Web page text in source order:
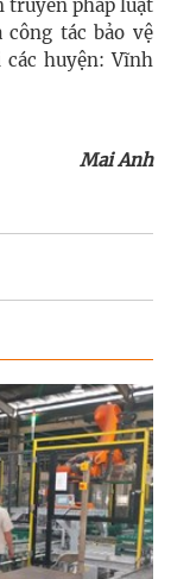
truyền pháp luật
tác bảo vệ
huyện: Vĩnh
Mai Anh